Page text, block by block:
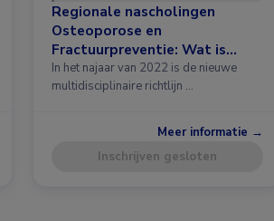
Regionale nascholingen
Osteoporose en
Fractuurpreventie: Wat is
nieuw in de richtlijn?
In het najaar van 2022 is de nieuwe
multidisciplinaire richtlijn …
Meer informatie →
Inschrijven gesloten